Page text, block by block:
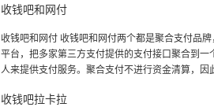
收钱吧和网付
收钱吧和网付 收钱吧和网付两个都是聚合支付品
平台，把多家第三方支付提供的支付接口聚合到
人来提供支付服务。聚合支付不进行资金清算，因
收钱吧拉卡拉